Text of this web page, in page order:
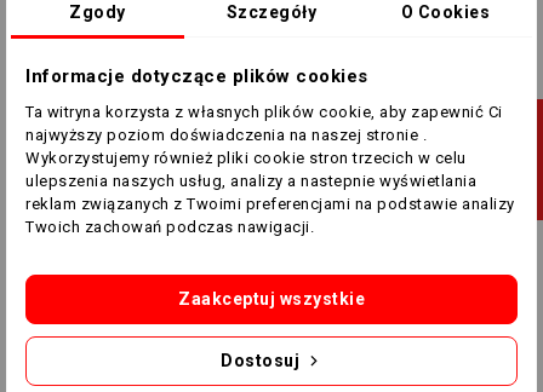
Jeden rozmiar
Stożki Treningowe
RB54150YBLK - 50 Szt
89,00 zł
Jeden rozmiar
Stożki Treningowe
RB54150YR - 50 Szt
119,00 zł 89,00 zł
-20,00 ZŁ
Zgody Szczegóły O Cookies
Informacje dotyczące plików cookies
Ta witryna korzysta z własnych plików cookie, aby zapewnić Ci
najwyższy poziom doświadczenia na naszej stronie .
Wykorzystujemy również pliki cookie stron trzecich w celu
ulepszenia naszych usług, analizy a nastepnie wyświetlania
reklam związanych z Twoimi preferencjami na podstawie analizy
Twoich zachowań podczas nawigacji.
Dostosuj
Zaakceptuj wszystkie